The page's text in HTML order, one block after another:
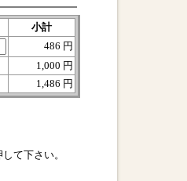
小計
486 円
1,000 円
1,486 円
て下さい。